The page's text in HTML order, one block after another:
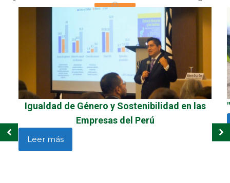
Igualdad de Género y Sostenibilidad en las
Empresas del Perú
Leer más